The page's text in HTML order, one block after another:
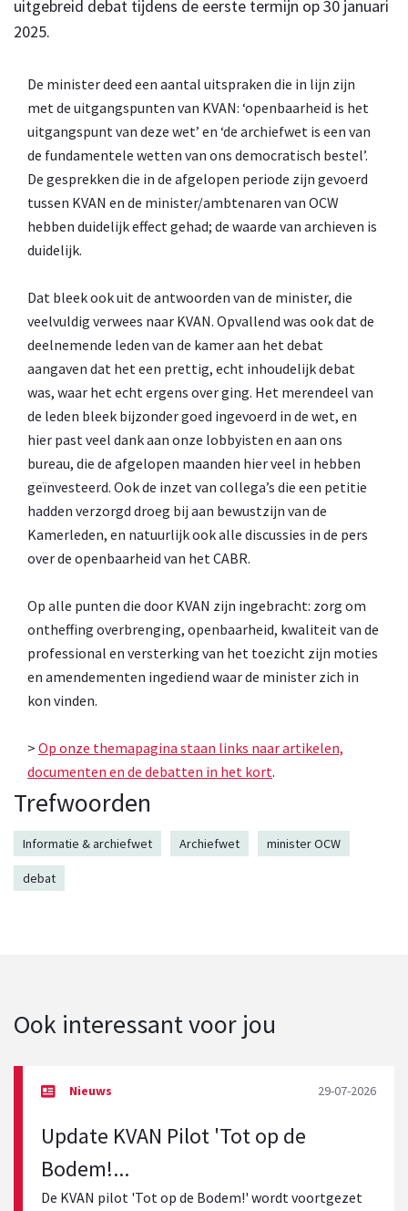
Trefwoorden
Informatie & archiefwet Archiefwet minister OCW
debat
uitgebreid debat tijdens de eerste termijn op 30 januari
2025.
De minister deed een aantal uitspraken die in lijn zijn
met de uitgangspunten van KVAN: ‘openbaarheid is het
uitgangspunt van deze wet’ en ‘de archiefwet is een van
de fundamentele wetten van ons democratisch bestel’.
De gesprekken die in de afgelopen periode zijn gevoerd
tussen KVAN en de minister/ambtenaren van OCW
hebben duidelijk effect gehad; de waarde van archieven is
duidelijk.
Dat bleek ook uit de antwoorden van de minister, die
veelvuldig verwees naar KVAN. Opvallend was ook dat de
deelnemende leden van de kamer aan het debat
aangaven dat het een prettig, echt inhoudelijk debat
was, waar het echt ergens over ging. Het merendeel van
de leden bleek bijzonder goed ingevoerd in de wet, en
hier past veel dank aan onze lobbyisten en aan ons
bureau, die de afgelopen maanden hier veel in hebben
geïnvesteerd. Ook de inzet van collega’s die een petitie
hadden verzorgd droeg bij aan bewustzijn van de
Kamerleden, en natuurlijk ook alle discussies in de pers
over de openbaarheid van het CABR.
Op alle punten die door KVAN zijn ingebracht: zorg om
ontheffing overbrenging, openbaarheid, kwaliteit van de
professional en versterking van het toezicht zijn moties
en amendementen ingediend waar de minister zich in
kon vinden.
> Op onze themapagina staan links naar artikelen,
documenten en de debatten in het kort.
Ook interessant voor jou
29-07-2026
Update KVAN Pilot 'Tot op de
Bodem!...
De KVAN pilot 'Tot op de Bodem!' wordt voortgezet